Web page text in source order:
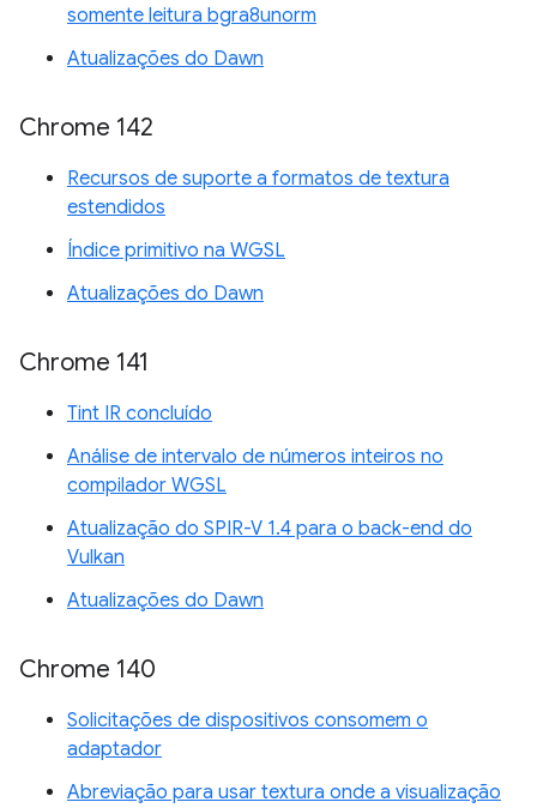
somente leitura bgra8unorm
Atualizações do Dawn
Chrome 142
Recursos de suporte a formatos de textura
estendidos
Índice primitivo na WGSL
Atualizações do Dawn
Chrome 141
Tint IR concluído
Análise de intervalo de números inteiros no
compilador WGSL
Atualização do SPIR-V 1.4 para o back-end do
Vulkan
Atualizações do Dawn
Chrome 140
Solicitações de dispositivos consomem o
adaptador
Abreviação para usar textura onde a visualização